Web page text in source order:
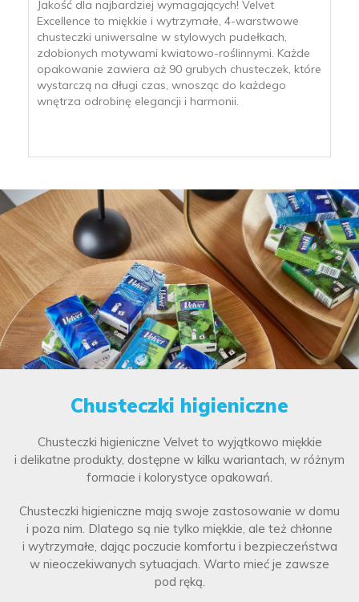
Jakość dla najbardziej wymagających! Velvet
Excellence to miękkie i wytrzymałe, 4-warstwowe
chusteczki uniwersalne w stylowych pudełkach,
zdobionych motywami kwiatowo-roślinnymi. Każde
opakowanie zawiera aż 90 grubych chusteczek, które
wystarczą na długi czas, wnosząc do każdego
wnętrza odrobinę elegancji i harmonii.
Chusteczki higieniczne
Chusteczki higieniczne Velvet to wyjątkowo miękkie
i delikatne produkty, dostępne w kilku wariantach, w różnym
formacie i kolorystyce opakowań.
Chusteczki higieniczne mają swoje zastosowanie w domu
i poza nim. Dlatego są nie tylko miękkie, ale też chłonne
i wytrzymałe, dając poczucie komfortu i bezpieczeństwa
w nieoczekiwanych sytuacjach. Warto mieć je zawsze
pod ręką.